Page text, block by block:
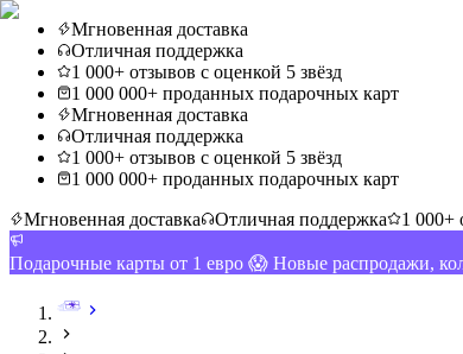
Мгновенная доставка
Отличная поддержка
1 000+ отзывов с оценкой 5 звёзд
1 000 000+ проданных подарочных карт
Мгновенная доставка
Отличная поддержка
1 000+ отзывов с оценкой 5 звёзд
1 000 000+ проданных подарочных карт
Мгновенная доставка
Отличная поддержка 1 000+
Подарочные карты от 1 евро 😱 Новые распродажи,